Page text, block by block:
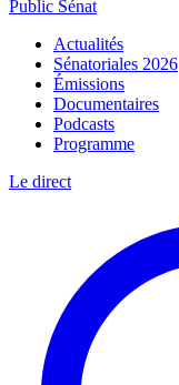
Public Sénat
Actualités
Sénatoriales 2026
Émissions
Documentaires
Podcasts
Programme
Le direct